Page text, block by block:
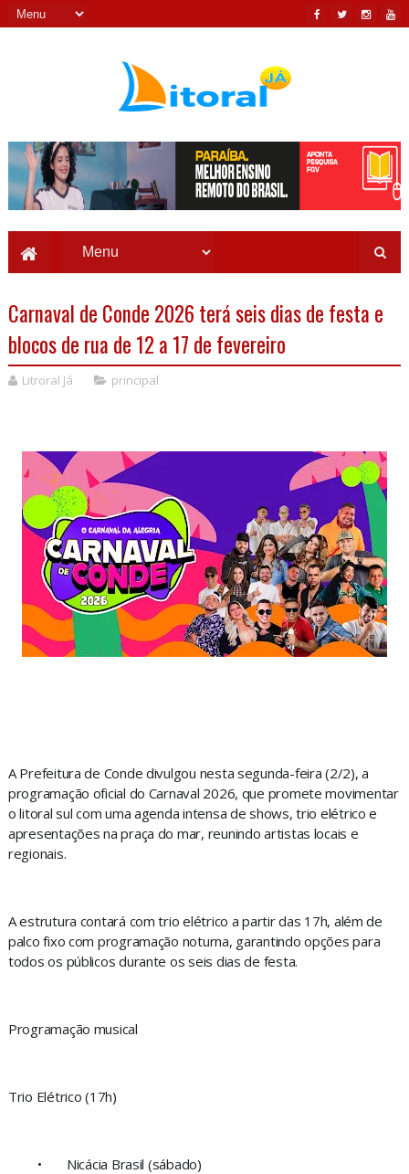
Carnaval de Conde 2026 terá seis dias de festa e
blocos de rua de 12 a 17 de fevereiro
Litroral Já principal
A Prefeitura de Conde divulgou nesta segunda-feira (2/2), a
programação oficial do Carnaval 2026, que promete movimentar
o litoral sul com uma agenda intensa de shows, trio elétrico e
apresentações na praça do mar, reunindo artistas locais e
regionais.
A estrutura contará com trio elétrico a partir das 17h, além de
palco fixo com programação noturna, garantindo opções para
todos os públicos durante os seis dias de festa.
Programação musical
Trio Elétrico (17h)
•
Nicácia Brasil (sábado)